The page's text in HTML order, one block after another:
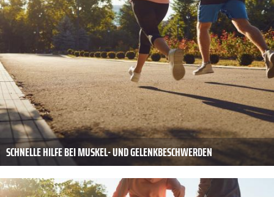
SCHNELLE HILFE BEI MUSKEL- UND GELENKBESCHWERDEN